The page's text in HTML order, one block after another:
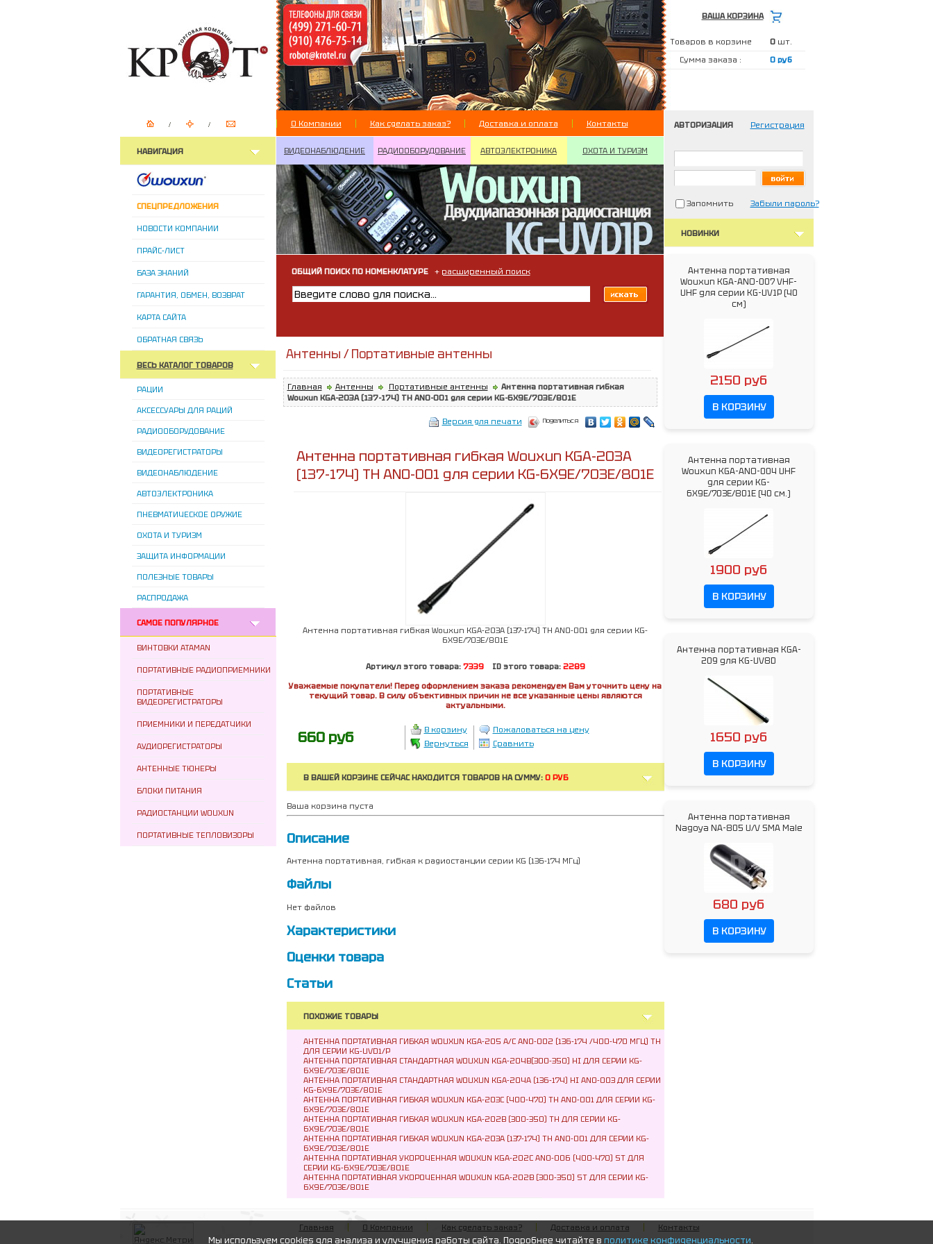
ВАША КОРЗИНА
Товаров в корзине 0 шт.
Сумма заказа :
0 руб
О Компании Как сделать заказ? Доставка и оплата Контакты
НАВИГАЦИЯ
СПЕЦПРЕДЛОЖЕНИЯ
НОВОСТИ КОМПАНИИ
ПРАЙС-ЛИСТ
БАЗА ЗНАНИЙ
ГАРАНТИЯ, ОБМЕН, ВОЗВРАТ
КАРТА САЙТА
ОБРАТНАЯ СВЯЗЬ
ВЕСЬ КАТАЛОГ ТОВАРОВ
РАЦИИ
АКСЕССУАРЫ ДЛЯ РАЦИЙ
РАДИООБОРУДОВАНИЕ
ВИДЕОРЕГИСТРАТОРЫ
ВИДЕОНАБЛЮДЕНИЕ
АВТОЭЛЕКТРОНИКА
ПНЕВМАТИЧЕСКОЕ ОРУЖИЕ
ОХОТА И ТУРИЗМ
ЗАЩИТА ИНФОРМАЦИИ
ПОЛЕЗНЫЕ ТОВАРЫ
РАСПРОДАЖА
САМОЕ ПОПУЛЯРНОЕ
ВИНТОВКИ ATAMAN
ПОРТАТИВНЫЕ РАДИОПРИЕМНИКИ
ПОРТАТИВНЫЕ
ВИДЕОРЕГИСТРАТОРЫ
ПРИЕМНИКИ И ПЕРЕДАТЧИКИ
АУДИОРЕГИСТРАТОРЫ
АНТЕННЫЕ ТЮНЕРЫ
БЛОКИ ПИТАНИЯ
РАДИОСТАНЦИИ WOUXUN
ПОРТАТИВНЫЕ ТЕПЛОВИЗОРЫ
ВИДЕОНАБЛЮДЕНИЕ РАДИООБОРУДОВАНИЕ АВТОЭЛЕКТРОНИКА ОХОТА И ТУРИЗМ
ОБЩИЙ ПОИСК ПО НОМЕНКЛАТУРЕ+ расширенный поиск
Антенны / Портативные антенны
Главная Антенны Портативные антенны
Антенна портативная гибкая
Wouxun KGA-203А (137-174) TH ANO-001 для серии KG-6X9E/703E/801E
Версия для печати Поделиться
Антенна портативная гибкая Wouxun KGA-203А
(137-174) TH ANO-001 для серии KG-6X9E/703E/801E
Антенна портативная гибкая Wouxun KGA-203А (137-174) TH ANO-001 для серии KG-
6X9E/703E/801E
Артикул этого товара: 7339ID этого товара: 2289
Уважаемые покупатели! Перед оформлением заказа рекомендуем Вам уточнить цену на
текущий товар. В силу объективных причин не все указанные цены являются
актуальными.
660 руб
В корзину
Вернуться
Пожаловаться на цену
Сравнить
В ВАШЕЙ КОРЗИНЕ СЕЙЧАС НАХОДИТСЯ ТОВАРОВ НА СУММУ: 0 РУБ
Ваша корзина пуста
Описание
Антенна портативная, гибкая к радиостанции серии KG (136-174 МГц)
Файлы
Нет файлов
Характеристики
Оценки товара
Статьи
ПОХОЖИЕ ТОВАРЫ
АНТЕННА ПОРТАТИВНАЯ ГИБКАЯ WOUXUN KGA-205 A/С ANO-002 (136-174 /400-470 МГЦ) TH
ДЛЯ СЕРИИ KG-UVD1/P
АНТЕННА ПОРТАТИВНАЯ СТАНДАРТНАЯ WOUXUN KGA-204B(300-350) HI ДЛЯ СЕРИИ KG-
6X9E/703E/801E
АНТЕННА ПОРТАТИВНАЯ СТАНДАРТНАЯ WOUXUN KGA-204А (136-174) HI ANO-003 ДЛЯ СЕРИИ
KG-6X9E/703E/801E
АНТЕННА ПОРТАТИВНАЯ ГИБКАЯ WOUXUN KGA-203С (400-470) TH ANO-001 ДЛЯ СЕРИИ KG-
6X9E/703E/801E
АНТЕННА ПОРТАТИВНАЯ ГИБКАЯ WOUXUN KGA-202В (300-350) TH ДЛЯ СЕРИИ KG-
6X9E/703E/801E
АНТЕННА ПОРТАТИВНАЯ ГИБКАЯ WOUXUN KGA-203А (137-174) TH ANO-001 ДЛЯ СЕРИИ KG-
6X9E/703E/801E
АНТЕННА ПОРТАТИВНАЯ УКОРОЧЕННАЯ WOUXUN KGA-202С ANO-006 (400-470) ST ДЛЯ
СЕРИИ KG-6X9E/703E/801E
АНТЕННА ПОРТАТИВНАЯ УКОРОЧЕННАЯ WOUXUN KGA-202В (300-350) ST ДЛЯ СЕРИИ KG-
6X9E/703E/801E
АВТОРИЗАЦИЯ Регистрация
Запомнить Забыли пароль?
НОВИНКИ
Антенна портативная
Wouxun KGA-ANO-007 VHF-
UHF для серии KG-UV1P (40
см)
2150 руб
В КОРЗИНУ
Антенна портативная
Wouxun KGA-ANO-004 UHF
для серии KG-
6X9E/703E/801E (40 см.)
1900 руб
В КОРЗИНУ
Антенна портативная KGA-
209 для KG-UV8D
1650 руб
В КОРЗИНУ
Антенна портативная
Nagoya NA-805 U/V SMA Male
680 руб
В КОРЗИНУ
Главная О Компании Как сделать заказ? Доставка и оплата Контакты
Мы используем cookies для анализа и улучшения работы сайта. Подробнее читайте в политике конфиденциальности.